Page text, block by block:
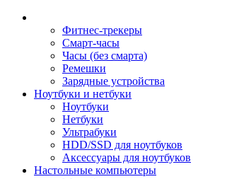
Фитнес-трекеры
Смарт-часы
Часы (без смарта)
Ремешки
Зарядные устройства
Ноутбуки и нетбуки
Ноутбуки
Нетбуки
Ультрабуки
HDD/SSD для ноутбуков
Аксессуары для ноутбуков
Настольные компьютеры